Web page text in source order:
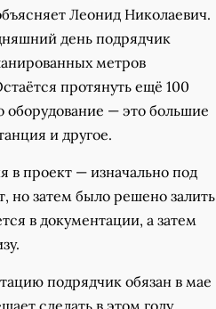
Леонид Николаевич.
день подрядчик
метров
протянуть ещё 100
оборудование — это большие
и другое.
в проект — изначально под
но затем было решено залить
в документации, а затем
подрядчик обязан в мае
сделать в этом году.